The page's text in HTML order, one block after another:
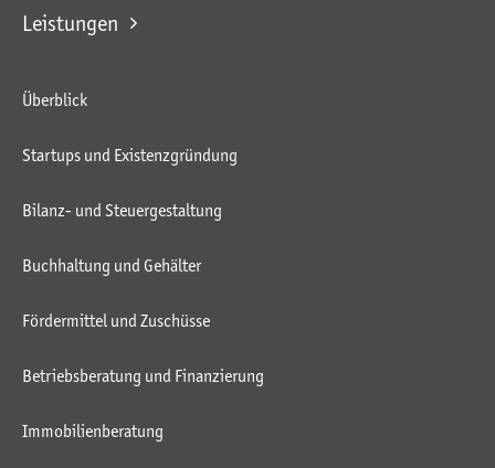
Leistungen
Überblick
Startups und Existenzgründung
Bilanz- und Steuergestaltung
Buchhaltung und Gehälter
Fördermittel und Zuschüsse
Betriebsberatung und Finanzierung
Immobilienberatung